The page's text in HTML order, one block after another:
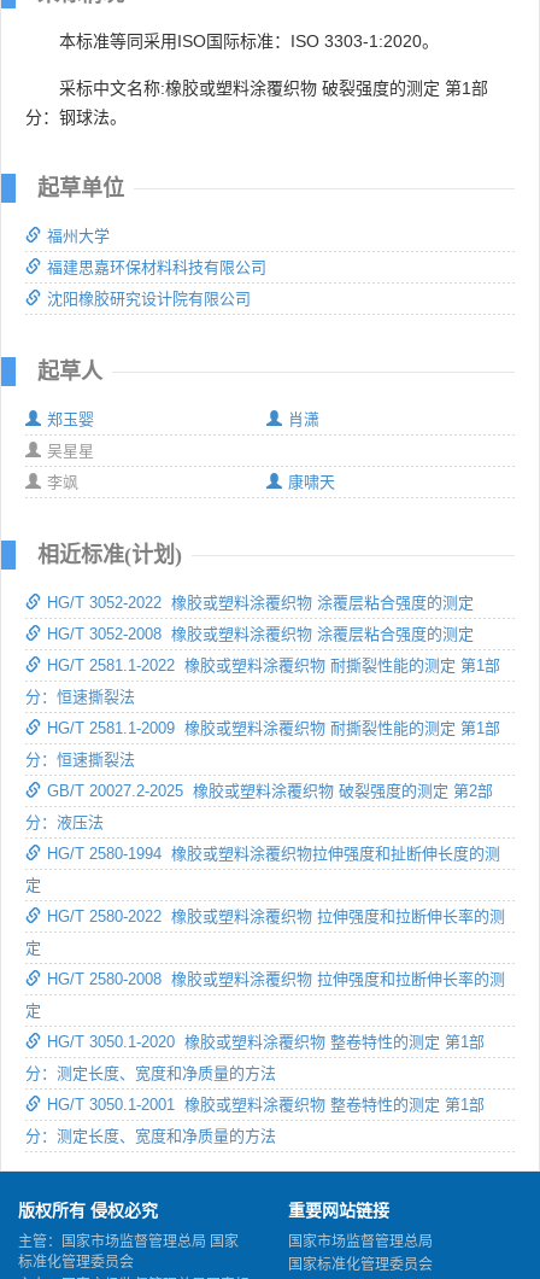
本标准等同采用ISO国际标准：ISO 3303-1:2020。
采标中文名称:橡胶或塑料涂覆织物 破裂强度的测定 第1部
分：钢球法。
起草单位
福州大学
福建思嘉环保材料科技有限公司
沈阳橡胶研究设计院有限公司
起草人
郑玉婴
肖潇
吴星星
李飒
康啸天
相近标准(计划)
HG/T 3052-2022 橡胶或塑料涂覆织物 涂覆层粘合强度的测定
HG/T 3052-2008 橡胶或塑料涂覆织物 涂覆层粘合强度的测定
HG/T 2581.1-2022 橡胶或塑料涂覆织物 耐撕裂性能的测定 第1部
分：恒速撕裂法
HG/T 2581.1-2009 橡胶或塑料涂覆织物 耐撕裂性能的测定 第1部
分：恒速撕裂法
GB/T 20027.2-2025 橡胶或塑料涂覆织物 破裂强度的测定 第2部
分：液压法
HG/T 2580-1994 橡胶或塑料涂覆织物拉伸强度和扯断伸长度的测
定
HG/T 2580-2022 橡胶或塑料涂覆织物 拉伸强度和拉断伸长率的测
定
HG/T 2580-2008 橡胶或塑料涂覆织物 拉伸强度和拉断伸长率的测
定
HG/T 3050.1-2020 橡胶或塑料涂覆织物 整卷特性的测定 第1部
分：测定长度、宽度和净质量的方法
HG/T 3050.1-2001 橡胶或塑料涂覆织物 整卷特性的测定 第1部
分：测定长度、宽度和净质量的方法
版权所有 侵权必究
主管：国家市场监督管理总局 国家
标准化管理委员会
重要网站链接
国家市场监督管理总局
国家标准化管理委员会